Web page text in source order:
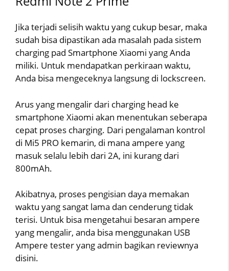
Jika terjadi selisih waktu yang cukup besar, maka
sudah bisa dipastikan ada masalah pada sistem
charging pad Smartphone Xiaomi yang Anda
miliki. Untuk mendapatkan perkiraan waktu,
Anda bisa mengeceknya langsung di lockscreen.
Arus yang mengalir dari charging head ke
smartphone Xiaomi akan menentukan seberapa
cepat proses charging. Dari pengalaman kontrol
di Mi5 PRO kemarin, di mana ampere yang
masuk selalu lebih dari 2A, ini kurang dari
800mAh.
Akibatnya, proses pengisian daya memakan
waktu yang sangat lama dan cenderung tidak
terisi. Untuk bisa mengetahui besaran ampere
yang mengalir, anda bisa menggunakan USB
Ampere tester yang admin bagikan reviewnya
disini.